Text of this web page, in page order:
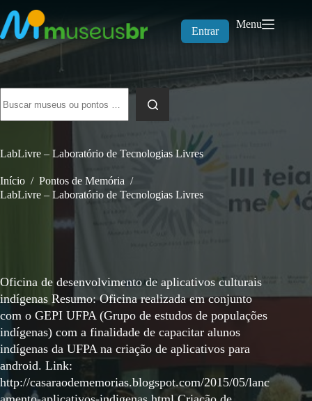
para
o
conteúdo
Entrar
Menu
resultados
LabLivre – Laboratório de Tecnologias Livres
Início / Pontos de Memória /
LabLivre – Laboratório de Tecnologias Livres
Oficina de desenvolvimento de aplicativos culturais
indígenas Resumo: Oficina realizada em conjunto
com o GEPI UFPA (Grupo de estudos de populações
indígenas) com a finalidade de capacitar alunos
indígenas da UFPA na criação de aplicativos para
android. Link:
http://casaraodememorias.blogspot.com/2015/05/lanc